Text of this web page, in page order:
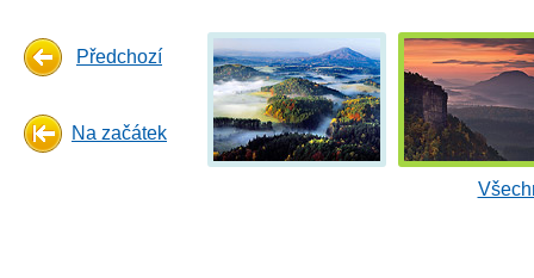
Předchozí
Na začátek